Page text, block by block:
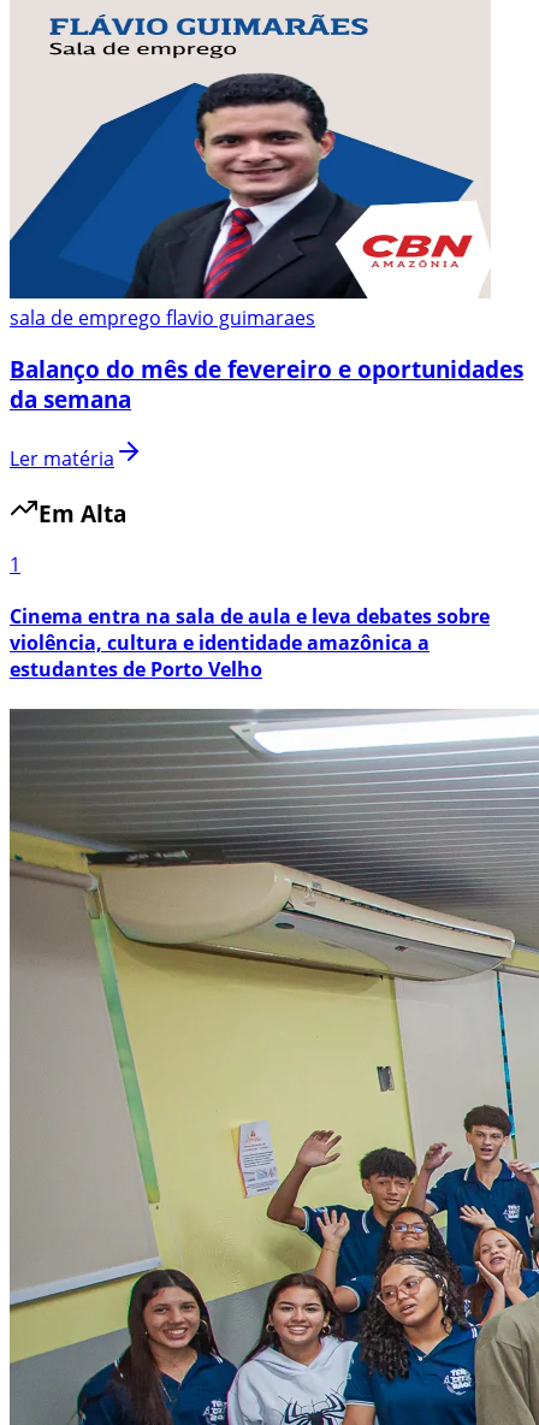
sala de emprego flavio guimaraes
Balanço do mês de fevereiro e oportunidades
da semana
Ler matéria
Em Alta
1
Cinema entra na sala de aula e leva debates sobre
violência, cultura e identidade amazônica a
estudantes de Porto Velho